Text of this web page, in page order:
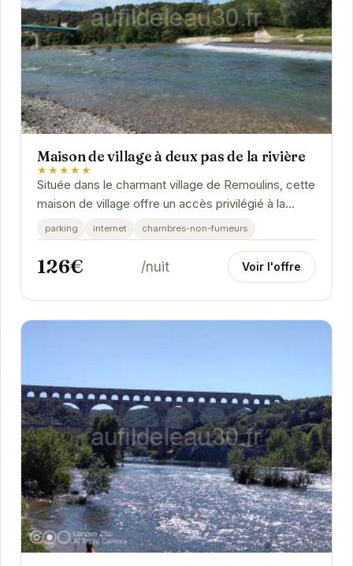
Maison de village à deux pas de la rivière
★★★★★
Située dans le charmant village de Remoulins, cette
maison de village offre un accès privilégié à la
rivière et un cadre paisible pour des...
parking internet chambres-non-fumeurs
126€ /nuit Voir l'offre